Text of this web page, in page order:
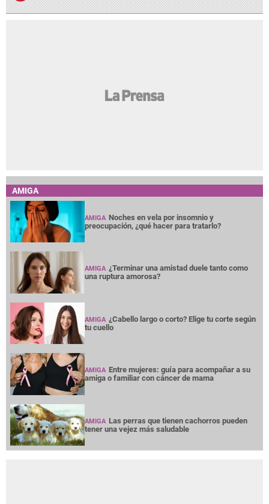
AMIGA
AMIGA Noches en vela por insomnio y
preocupación, ¿qué hacer para tratarlo?
AMIGA ¿Terminar una amistad duele tanto como
una ruptura amorosa?
AMIGA ¿Cabello largo o corto? Elige tu corte según
tu cuello
AMIGA Entre mujeres: guía para acompañar a su
amiga o familiar con cáncer de mama
AMIGA Las perras que tienen cachorros pueden
tener una vejez más saludable